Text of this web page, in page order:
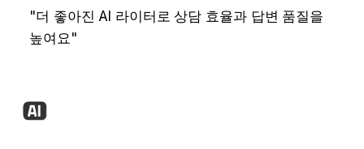
"더 좋아진 AI 라이터로 상담 효율과 답변 품질을
높여요"